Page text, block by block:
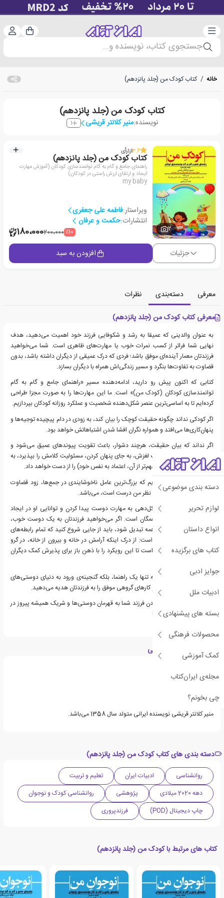
دسته‌بندی سبد
جستجوی کتاب، نویسنده و...
دسته بندی موضوعی
لوازم تحریر
انواع داستان
کتاب های برگزیده
جوایز ادبی
ادبیات ملل
بسته های پیشنهادی
محصولات فرهنگی
کمک آموزشی
مجله‌ی ایران‌کتاب
چی بخونم؟
خانه / کتاب کودک من (جلد پانزدهم)
کتاب کودک من (جلد پانزدهم)
نویسنده:منیر کلانتر قریشی 1
2
3.6از1رأی
کتاب کودک من (جلد پانزدهم)
راهنمای جامع و گام به گام توانمندسازی کودکان (آموزش مهارت
ایجاد و ارتقای ارزش راستی در کودکان)
my baby
ویراستار:فاطمه علی جعفری
انتشارات:حکمت و عرفان
٪10200،000180،000
جزئیات افزودن به سبد
معرفی دسته‌بندی
نظرات
معرفی کتاب کودک من (جلد پانزدهم)
به عنوان والدینی که عمیقا به رشد و شکوفایی فرزند خود اهمیت می‌دهید، هدف
نهایی شما فراتر از کسب نمرات خوب یا مهارت‌های ظاهری است. شما می‌خواهید
فرزندتان معمار آینده‌ای موفق باشد؛ فردی که درک عمیقی از دیگران داشته باشد، بدون
قضاوت به تفاوت‌ها بنگرد و مسیر زندگی‌اش همراه با دیگران بسازد.
کتابی که اکنون پیش رو دارید، ادامه‌دهنده مسیر «راهنمای جامع و گام به گام
توانمندسازی کودکان (کودک من)» است. ما این مهارت‌ها را به صورت مجزا طراحی
کرده‌ایم تا به اساسی‌ترین عنصر شکل‌دهنده شخصیت و عملکرد روزانه کودکان بپردازیم.
اگر کودکی نداند چگونه حقیقت کوچک را بیان کند، به زودی در دام پیچیده توجیه‌ها و
پنهان‌کاری‌ها می‌افتد و همواره نگران افشا شدن اشتباهاتش خواهد بود.
اگر نداند که بیان حقیقت، هرچند دشوار، باعث تقویت پیوندهای عمیق می‌شود و
چگونه می‌تواند در لحظات لغزش، به جای پنهان کردن، مسئولیت کلامش را بپذیرد، به
سادگی اعتماد دیگران (و مهم‌تر از آن، اعتماد به نفس خود) را از دست خواهد داد.
ما باید به فرزندان بیاموزیم که بزرگ‌ترین عامل ناخوشایندی در جمع‌ها، زود قضاوت
کردن و اصرار بر اینکه حتما نظر من درست است، می‌باشد.
این کتاب، سنگ بنای شکل‌دهی به مهارت دوست پیدا کردن و توانایی او در ایجاد
محیطی امن و پذیرای همگان است. اگر می‌خواهید فرزندتان به یک دوست خوب،
شریک کارآمد و پذیرنده همه تبدیل شود، باید از جایی شروع کنید که تمام رابطه‌های
خوب بر پایه آن بنا شده است: از درک اینکه آرامش در خانه و بیرون از خانه، در گرو
همکاری است و او آماده است تا این رویکرد را با ذهن باز برای پذیرش کمک دیگران
با خرید این کتاب، شما نه تنها یک راهنما، بلکه گنجینه‌ی ورود به دنیای دوستی‌های
ماندگار و ساختن بازی‌ها و کارهای گروهی موفق را به فرزندتان هدیه می‌دهید.
این، آغاز واقعی تبدیل شدن فرزند شما به قهرمان دوستی‌ها و شریک همیشه پیروز در
بازی‌ها و یادگیری‌ها است!
درباره منیر کلانتر قریشی
منیر کلانتر قریشی نویسنده ایرانی متولد سال 1358 می‌باشد.
دسته بندی های کتاب کودک من (جلد پانزدهم)
روانشناسی ادبیات ایران
تعلیم و تربیت
دهه 2020 میلادی
پژوهشی
روانشناسی کودک و نوجوان
چاپ دیجیتال (POD)
فرزندپروری
کتاب های مرتبط با کودک من (جلد پانزدهم)